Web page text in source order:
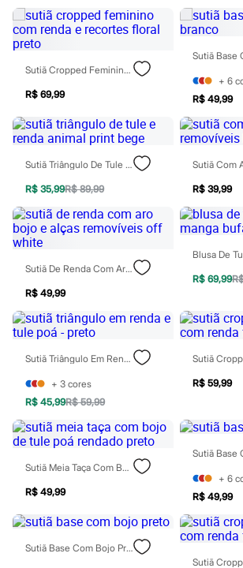
Shorts e Bermudas
Vestidos
Acessórios
Bolsas
Bonés e Chapéus
Cintos
Relógios
Calçados
Chinelos
Rasteirinhas
Sandálias
Sapatilhas
Tênis
Marcas
City
Clock House
Sawary
Yessica
Moda esportiva
Acessórios
Blusas
Calçados
Leggings
Shorts e Bermudas
Tops
Moda íntima
Calcinhas
Cintas e Modeladores
Meias
Sutiãs e Tops
Biquínis
Saídas de praia
Sutiã Cropped Feminino Com Renda E Recortes Floral Preto
R$ 69,99
+ 6
R$ 49,99
Sutiã Triângulo De Tule E Renda Animal Print Bege
R$ 35,99R$ 89,99 R$ 39,99
Sutiã De Renda Com Aro Bojo E Alças Removíveis Off White
R$ 49,99
R$ 69,99
Sutiã Triângulo Em Renda E Tule Poá - Preto
+ 3 cores
R$ 45,99R$ 59,99
R$ 59,99
Sutiã Meia Taça Com Bojo De Tule Poá Rendado Preto
R$ 49,99
+ 6
R$ 49,99
Sutiã Base Com Bojo Preto